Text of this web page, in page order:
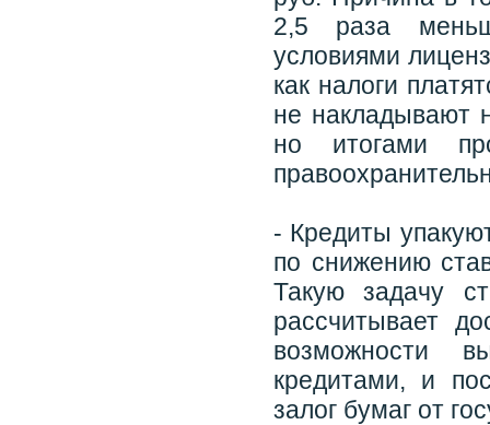
2,5 раза
условиями
как налоги
не накладывают
но итогами
- Кредиты
по снижению
Такую задачу
рассчитывает
возможности
кредитами, и
залог бумаг от